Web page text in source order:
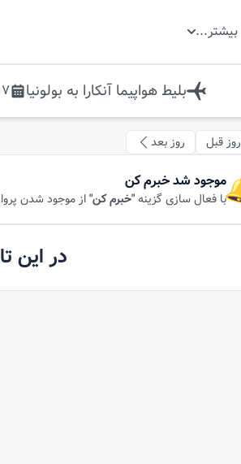
بیشتر...
بلیط هواپیما آنکارا به بولونیا
روز قبل روز بعد
موجود شد خبرم کن
با فعال سازی گزینه"خبرم کن"از موجود شدن
در این